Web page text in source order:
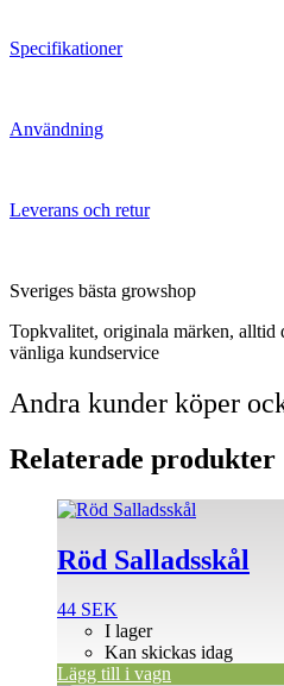
Specifikationer
Användning
Leverans och retur
Sveriges bästa growshop
Topkvalitet, originala märken, alltid
vänliga kundservice
Andra kunder köper
Relaterade produkter
Röd Salladsskål
44 SEK
I lager
Kan skickas idag
Lägg till i vagn